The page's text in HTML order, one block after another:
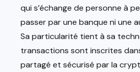
qui s’échange de personne à
passer par une banque ni une
Sa particularité tient à sa
transactions sont inscrites
partagé et sécurisé par la